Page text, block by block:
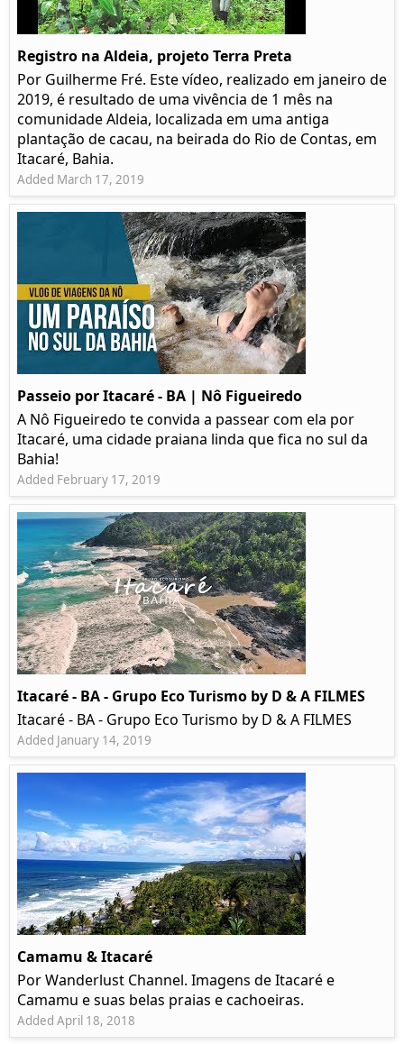
Registro na Aldeia, projeto Terra Preta
Por Guilherme Fré. Este vídeo, realizado em janeiro de
2019, é resultado de uma vivência de 1 mês na
comunidade Aldeia, localizada em uma antiga
plantação de cacau, na beirada do Rio de Contas, em
Itacaré, Bahia.
Added March 17, 2019
Passeio por Itacaré - BA | Nô Figueiredo
A Nô Figueiredo te convida a passear com ela por
Itacaré, uma cidade praiana linda que fica no sul da
Bahia!
Added February 17, 2019
Itacaré - BA - Grupo Eco Turismo by D & A FILMES
Itacaré - BA - Grupo Eco Turismo by D & A FILMES
Added January 14, 2019
Camamu & Itacaré
Por Wanderlust Channel. Imagens de Itacaré e
Camamu e suas belas praias e cachoeiras.
Added April 18, 2018